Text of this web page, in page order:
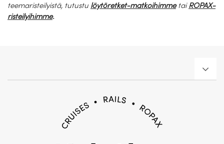
teemaristeilyistä, tutustu löytöretket-matkoihimmetaiROPAX-
risteilyihimme.